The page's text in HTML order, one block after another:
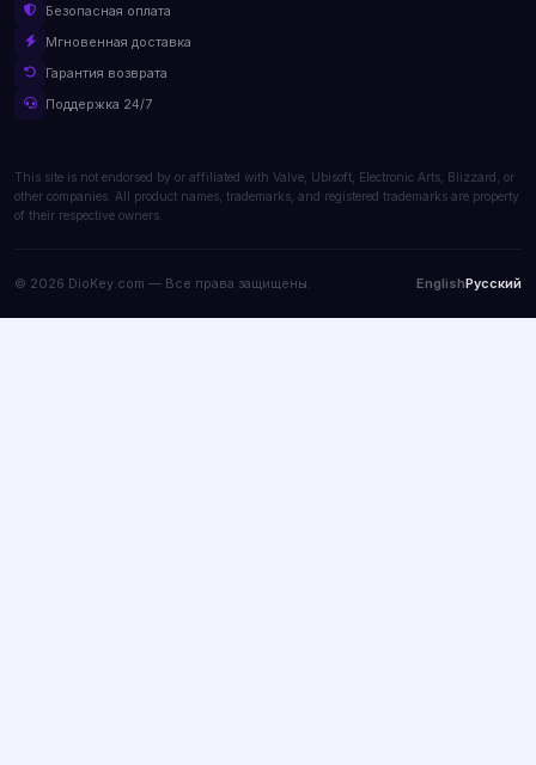
Безопасная оплата
Мгновенная доставка
Гарантия возврата
Поддержка 24/7
This site is not endorsed by or affiliated with Valve, Ubisoft, Electronic Arts, Blizzard, or
other companies. All product names, trademarks, and registered trademarks are property
of their respective owners.
© 2026 DioKey.com — Все права защищены. EnglishРусский